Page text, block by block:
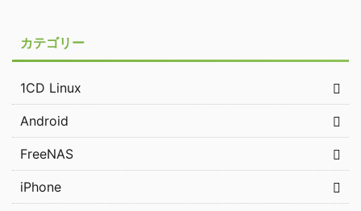
カテゴリー
1CD Linux
Android
FreeNAS
iPhone